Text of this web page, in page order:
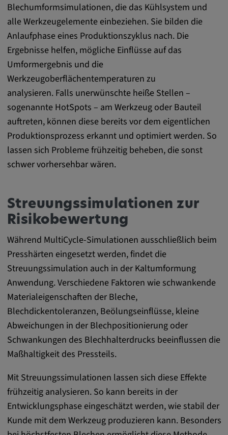
Blechumformsimulationen, die das Kühlsystem und
alle Werkzeugelemente einbeziehen. Sie bilden die
Anlaufphase eines Produktionszyklus nach. Die
Ergebnisse helfen, mögliche Einflüsse auf das
Umformergebnis und die
Werkzeugoberflächentemperaturen zu
analysieren. Falls unerwünschte heiße Stellen –
sogenannte HotSpots – am Werkzeug oder Bauteil
auftreten, können diese bereits vor dem eigentlichen
Produktionsprozess erkannt und optimiert werden. So
lassen sich Probleme frühzeitig beheben, die sonst
schwer vorhersehbar wären.
Streuungssimulationen zur
Risikobewertung
Während MultiCycle-Simulationen ausschließlich beim
Presshärten eingesetzt werden, findet die
Streuungssimulation auch in der Kaltumformung
Anwendung. Verschiedene Faktoren wie schwankende
Materialeigenschaften der Bleche,
Blechdickentoleranzen, Beölungseinflüsse, kleine
Abweichungen in der Blechpositionierung oder
Schwankungen des Blechhalterdrucks beeinflussen die
Maßhaltigkeit des Pressteils.
Mit Streuungssimulationen lassen sich diese Effekte
frühzeitig analysieren. So kann bereits in der
Entwicklungsphase eingeschätzt werden, wie stabil der
Kunde mit dem Werkzeug produzieren kann. Besonders